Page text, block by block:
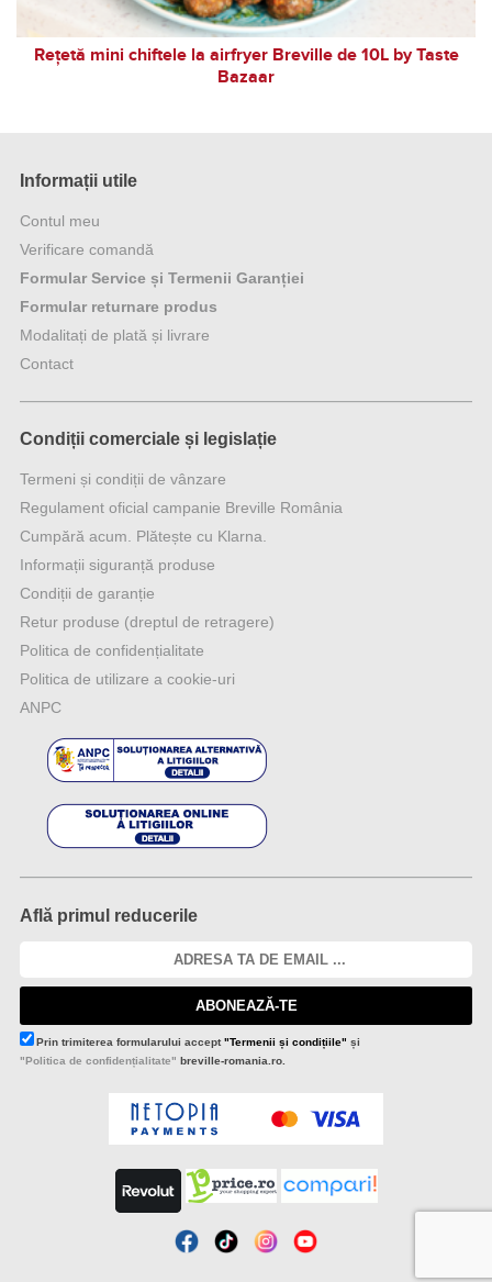
Rețetă mini chiftele la airfryer Breville de 10L by Taste
Bazaar
Informații utile
Contul meu
Verificare comandă
Formular Service și Termenii Garanției
Formular returnare produs
Modalitați de plată și livrare
Contact
Condiții comerciale și legislație
Termeni și condiții de vânzare
Regulament oficial campanie Breville România
Cumpără acum. Plătește cu Klarna.
Informații siguranță produse
Condiții de garanție
Retur produse (dreptul de retragere)
Politica de confidențialitate
Politica de utilizare a cookie-uri
ANPC
Află primul reducerile
ABONEAZĂ-TE
Prin trimiterea formularului accept"Termenii și condițiile" și
"Politica de confidențialitate" breville-romania.ro.